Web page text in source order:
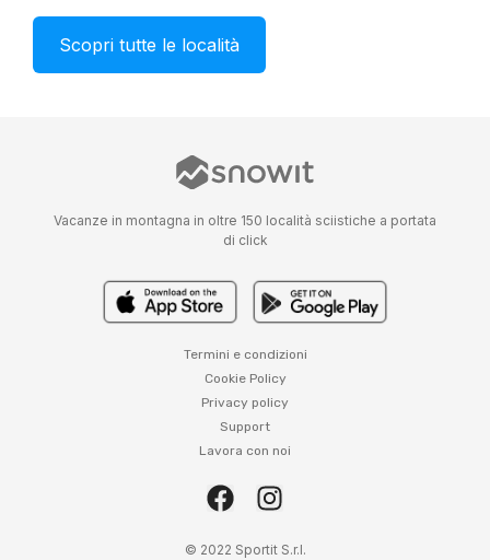
Scopri tutte le località
Vacanze in montagna in oltre 150 località sciistiche a portata
di click
Termini e condizioni
Cookie Policy
Privacy policy
Support
Lavora con noi
© 2022 Sportit S.r.l.